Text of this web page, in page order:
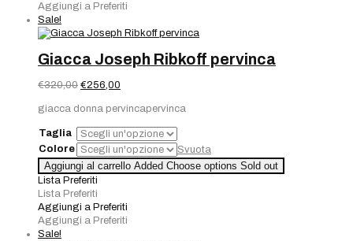
Aggiungi a Preferiti
Sale!
Giacca Joseph Ribkoff pervinca
€320,00 Il
originale
era:
€320,00.
€256,00
attuale
è:
€256,00.
giacca donna pervincapervinca
Taglia
Colore
Svuota
Aggiungi al carrello Added Choose options Sold out
Lista Preferiti
Lista Preferiti
Aggiungi a Preferiti
Aggiungi a Preferiti
Sale!